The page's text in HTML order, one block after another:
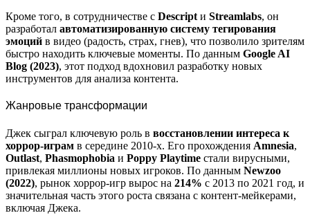
Кроме того, в сотрудничестве с Descript и Streamlabs, он
разработал автоматизированную систему тегирования
эмоций в видео (радость, страх, гнев), что позволило зрителям
быстро находить ключевые моменты. По данным Google AI
Blog (2023), этот подход вдохновил разработку новых
инструментов для анализа контента.
Жанровые трансформации
Джек сыграл ключевую роль в восстановлении интереса к
хоррор-играм в середине 2010-х. Его прохождения Amnesia,
Outlast, Phasmophobia и Poppy Playtime стали вирусными,
привлекая миллионы новых игроков. По данным Newzoo
(2022), рынок хоррор-игр вырос на 214% с 2013 по 2021 год, и
значительная часть этого роста связана с контент-мейкерами,
включая Джека.